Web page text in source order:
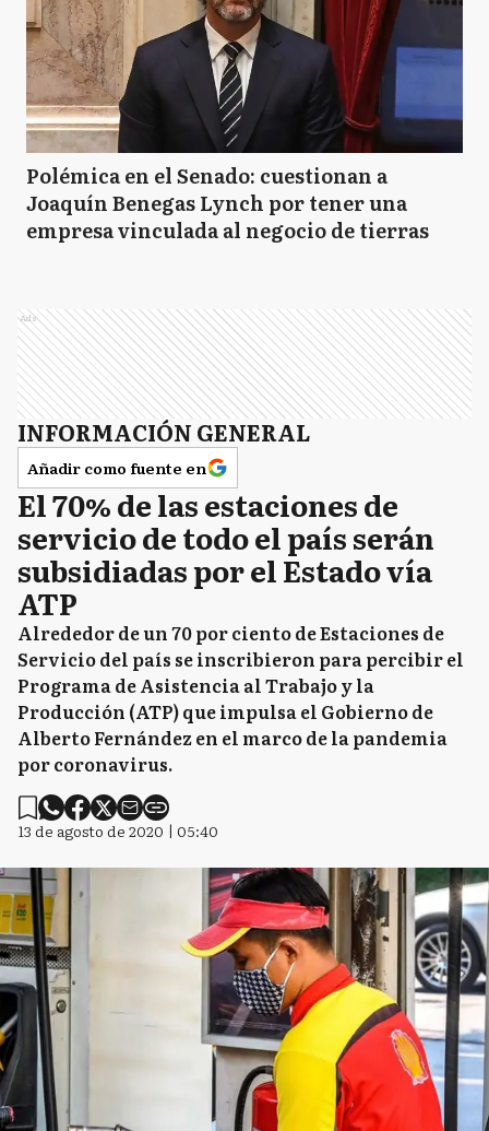
Polémica en el Senado: cuestionan a
Joaquín Benegas Lynch por tener una
empresa vinculada al negocio de tierras
Ads
INFORMACIÓN GENERAL
Añadir como fuente en
El 70% de las estaciones de
servicio de todo el país serán
subsidiadas por el Estado vía
ATP
Alrededor de un 70 por ciento de Estaciones de
Servicio del país se inscribieron para percibir el
Programa de Asistencia al Trabajo y la
Producción (ATP) que impulsa el Gobierno de
Alberto Fernández en el marco de la pandemia
por coronavirus.
13 de agosto de 2020 | 05:40